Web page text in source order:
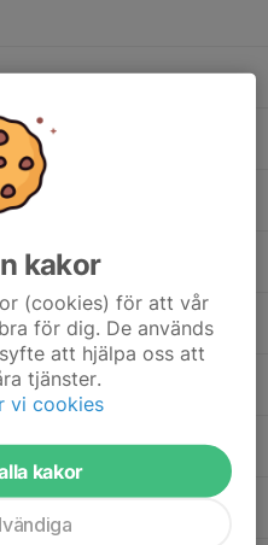
kakor
(cookies) för att vår
för dig. De används
att hjälpa oss att
tjänster.
vi cookies
kakor